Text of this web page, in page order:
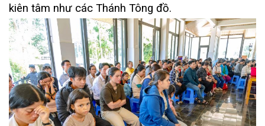
kiên tâm như các Thánh Tông đồ.